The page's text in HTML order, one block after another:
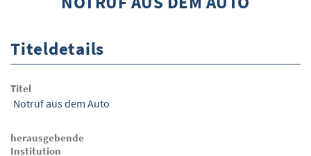
GUROM - MOBILITÄT SICHER GESTALTEN
NUTZUNGSBEDINGUNGEN
Titeldetails
Titel
Notruf aus dem Auto
herausgebende
Institution